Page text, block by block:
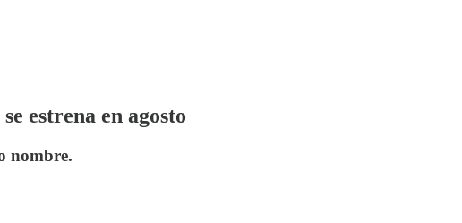
estrena en agosto
nombre.